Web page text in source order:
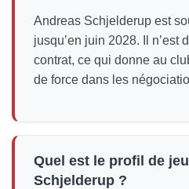
Andreas Schjelderup est
jusqu’en juin 2028. Il n’est
contrat, ce qui donne au
de force dans les
Quel est le profil de
Schjelderup ?